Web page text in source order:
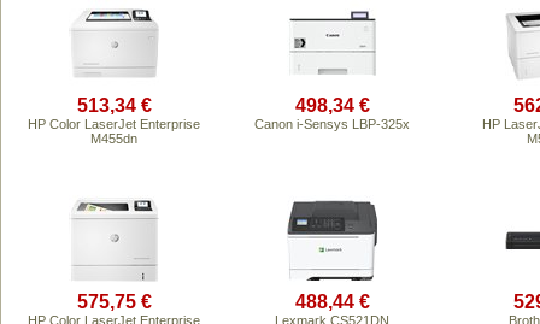
513,34 €
HP Color LaserJet Enterprise
M455dn
498,34 €
Canon i-Sensys LBP-325x
HP
575,75 €
HP Color LaserJet Enterprise
488,44 €
Lexmark CS521DN